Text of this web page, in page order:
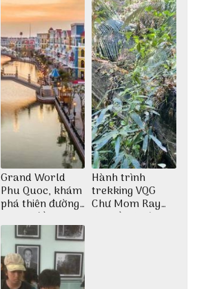
Grand World
Phu Quoc, khám
phá thiên đường
giải trí đầy sôi
động
Hành trình
trekking VQG
Chư Mom Ray
tìm về núi rừng